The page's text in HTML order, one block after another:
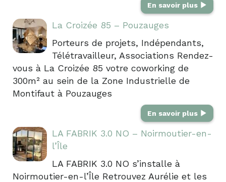
En savoir plus
La Croizée 85 – Pouzauges
Porteurs de projets, Indépendants,
Télétravailleur, Associations Rendez-
vous à La Croizée 85 votre coworking de
300m² au sein de la Zone Industrielle de
Montifaut à Pouzauges
En savoir plus
LA FABRIK 3.0 NO – Noirmoutier-en-
l’Île
LA FABRIK 3.0 NO s’installe à
Noirmoutier-en-l’Île Retrouvez Aurélie et les